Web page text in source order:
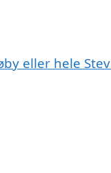
eller hele